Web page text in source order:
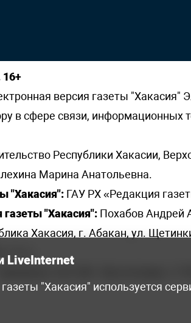
16+
версия газеты "Хакасия"
в сфере связи, информационных
Республики Хакасии,
Марина Анатольевна.
"Хакасия": ГАУ РХ «Редакция
газеты "Хакасия": Похабов Андрей
Хакасия, г. Абакан, ул.
19.ru
LiveInternet
"Хакасия" используется